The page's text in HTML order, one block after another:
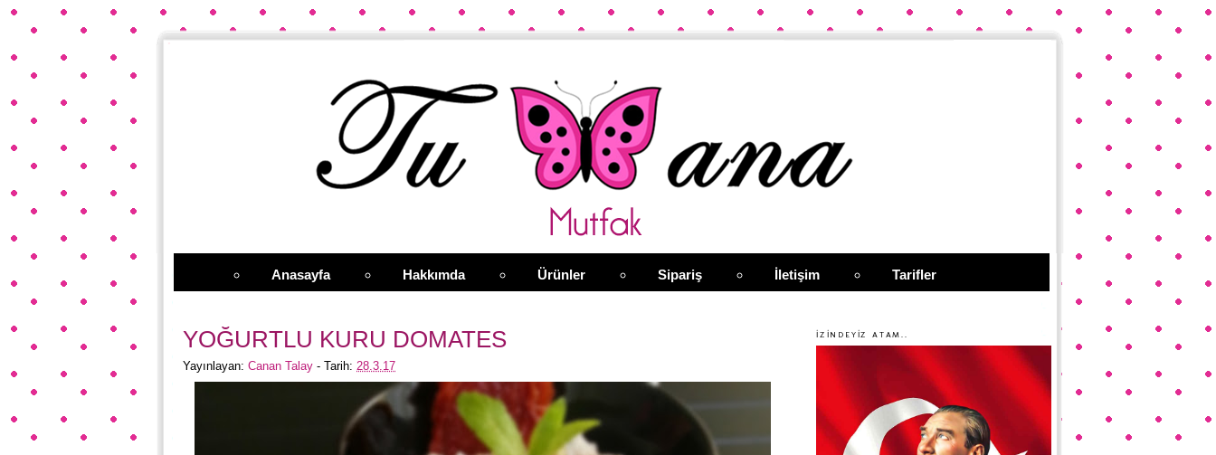
Tarifler
İletişim
Sipariş
Ürünler
Hakkımda
Anasayfa
YOĞURTLU KURU DOMATES
Yayınlayan: Canan Talay - Tarih: 28.3.17
İZİNDEYİZ ATAM..